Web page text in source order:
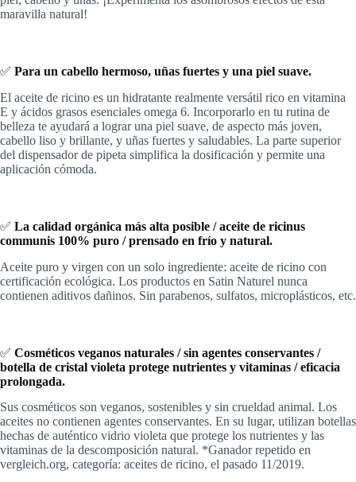
maravilla natural!
✅ Para un cabello hermoso, uñas fuertes y una piel suave.
El aceite de ricino es un hidratante realmente versátil rico en vitamina
E y ácidos grasos esenciales omega 6. Incorporarlo en tu rutina de
belleza te ayudará a lograr una piel suave, de aspecto más joven,
cabello liso y brillante, y uñas fuertes y saludables. La parte superior
del dispensador de pipeta simplifica la dosificación y permite una
aplicación cómoda.
✅ La calidad orgánica más alta posible / aceite de ricinus
communis 100% puro / prensado en frío y natural.
Aceite puro y virgen con un solo ingrediente: aceite de ricino con
certificación ecológica. Los productos en Satin Naturel nunca
contienen aditivos dañinos. Sin parabenos, sulfatos, microplásticos, etc.
✅ Cosméticos veganos naturales / sin agentes conservantes /
botella de cristal violeta protege nutrientes y vitaminas / eficacia
prolongada.
Sus cosméticos son veganos, sostenibles y sin crueldad animal. Los
aceites no contienen agentes conservantes. En su lugar, utilizan botellas
hechas de auténtico vidrio violeta que protege los nutrientes y las
vitaminas de la descomposición natural. *Ganador repetido en
vergleich.org, categoría: aceites de ricino, el pasado 11/2019.